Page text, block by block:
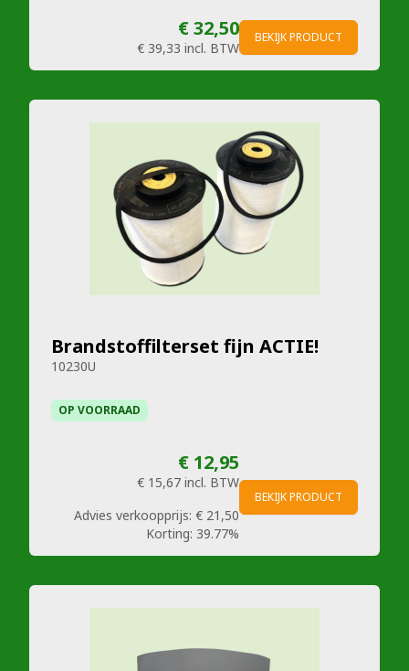
€ 32,50
€ 39,33 incl. BTW
BEKIJK PRODUCT
Brandstoffilterset fijn ACTIE!
10230U
OP VOORRAAD
€ 12,95
€ 15,67 incl. BTW
Advies verkoopprijs: € 21,50
Korting: 39.77%
BEKIJK PRODUCT